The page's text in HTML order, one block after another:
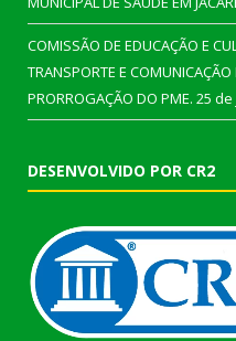
COMISSÃO DE EDUCAÇÃO E
TRANSPORTE E
PRORROGAÇÃO DO PME. 25
DESENVOLVIDO POR CR2